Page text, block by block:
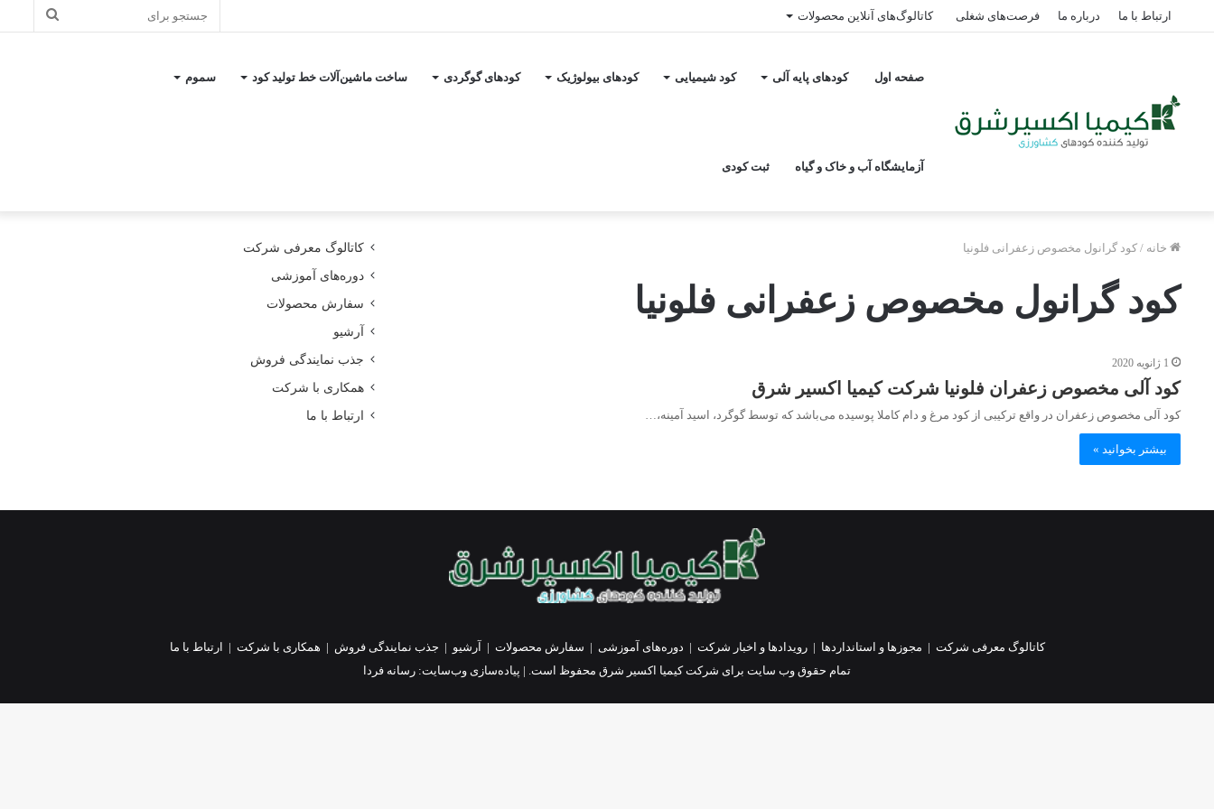
ارتباط با ما درباره ما فرصت‌های شغلی کاتالوگ‌های آنلاین محصولات
صفحه اول کودهای پایه آلی کود شیمیایی کودهای بیولوژیک کودهای گوگردی ساخت ماشین‌آلات خط تولید کود سموم
آزمایشگاه آب و خاک و گیاه ثبت کودی
خانه / کود گرانول مخصوص زعفرانی فلونیا
کود گرانول مخصوص زعفرانی فلونیا
1 ژانویه 2020
کود آلی مخصوص زعفران فلونیا شرکت کیمیا اکسیر شرق
کود آلی مخصوص زعفران در واقع ترکیبی از کود مرغ و دام کاملا پوسیده می‌باشد که توسط گوگرد، اسید آمینه،…
بیشتر بخوانید »
کاتالوگ معرفی شرکت
دوره‌های آموزشی
سفارش محصولات
آرشیو
جذب نمایندگی فروش
همکاری با شرکت
ارتباط با ما
کاتالوگ معرفی شرکت | مجوزها و استانداردها |رویدادها و اخبار شرکت | دوره‌های آموزشی | سفارش محصولات | آرشیو | جذب نمایندگی فروش | همکاری با شرکت | ارتباط با ما
تمام حقوق وب سایت برای شرکت کیمیا اکسیر شرق محفوظ است. | پیاده‌سازی وب‌سایت: رسانه فردا